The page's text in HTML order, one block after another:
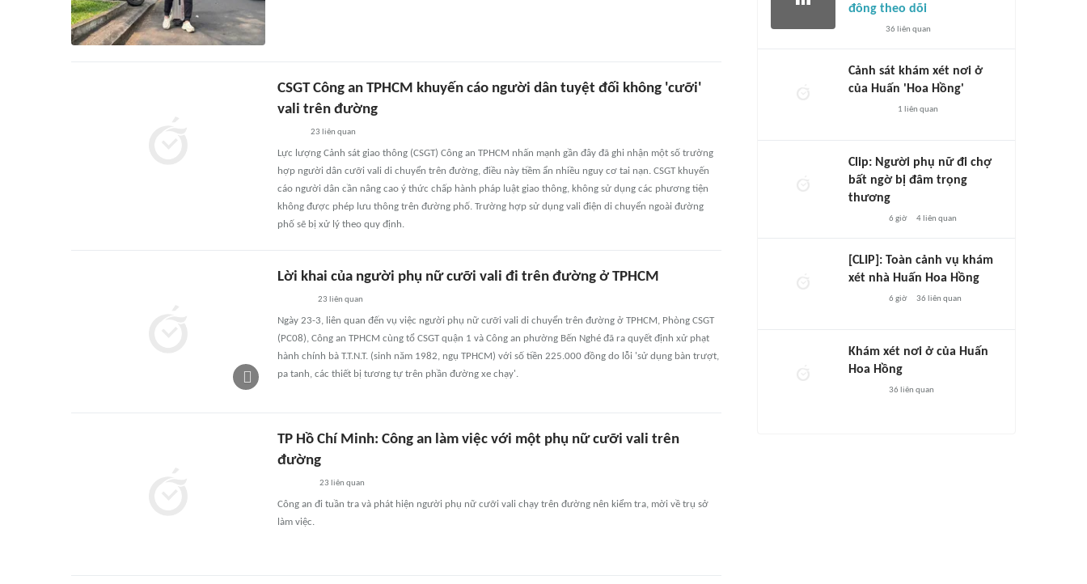
CSGT Công an TPHCM khuyến cáo người dân tuyệt đối không 'cưỡi'
vali trên đường
23 liên quan
Lực lượng Cảnh sát giao thông (CSGT) Công an TPHCM nhấn mạnh gần đây đã ghi nhận một số trường
hợp người dân cưỡi vali di chuyển trên đường, điều này tiềm ẩn nhiều nguy cơ tai nạn. CSGT khuyến
cáo người dân cần nâng cao ý thức chấp hành pháp luật giao thông, không sử dụng các phương tiện
không được phép lưu thông trên đường phố. Trường hợp sử dụng vali điện di chuyển ngoài đường
phố sẽ bị xử lý theo quy định.
Lời khai của người phụ nữ cưỡi vali đi trên đường ở TPHCM
23 liên quan
Ngày 23-3, liên quan đến vụ việc người phụ nữ cưỡi vali di chuyển trên đường ở TPHCM, Phòng CSGT
(PC08), Công an TPHCM cùng tổ CSGT quận 1 và Công an phường Bến Nghé đã ra quyết định xử phạt
hành chính bà T.T.N.T. (sinh năm 1982, ngụ TPHCM) với số tiền 225.000 đồng do lỗi 'sử dụng bàn trượt,
pa tanh, các thiết bị tương tự trên phần đường xe chạy'.
TP Hồ Chí Minh: Công an làm việc với một phụ nữ cưỡi vali trên
đường
23 liên quan
Công an đi tuần tra và phát hiện người phụ nữ cưỡi vali chạy trên đường nên kiểm tra, mời về trụ sở
làm việc.
đông theo dõi
36 liên quan
Cảnh sát khám xét nơi ở
của Huấn 'Hoa Hồng'
1 liên quan
Clip: Người phụ nữ đi chợ
bất ngờ bị đâm trọng
thương
6 giờ 4liên quan
[CLIP]: Toàn cảnh vụ khám
xét nhà Huấn Hoa Hồng
6 giờ 36 liên quan
Khám xét nơi ở của Huấn
Hoa Hồng
36 liên quan